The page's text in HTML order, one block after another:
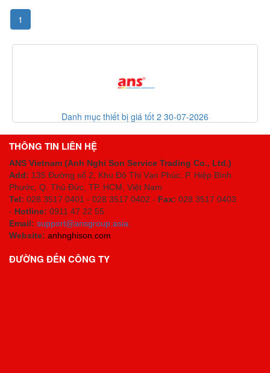
1
bị giá tốt 2 30-07-2026
THÔNG TIN LIÊN HỆ
ANS Vietnam (Anh Nghi Son Service Trading Co., Ltd.)
Add: 135 Đường số 2, Khu Đô Thị Vạn Phúc, P. Hiệp Bình
Phước, Q. Thủ Đức, TP. HCM , Việt Nam
Tel: 028 3517 0401 - 028 3517 0402 - Fax: 028 3517 0403
- Hotline: 0911 47 22 55
Email: support@ansgroup.asia;
Website: anhnghison.com
ĐƯỜNG ĐẾN CÔNG TY